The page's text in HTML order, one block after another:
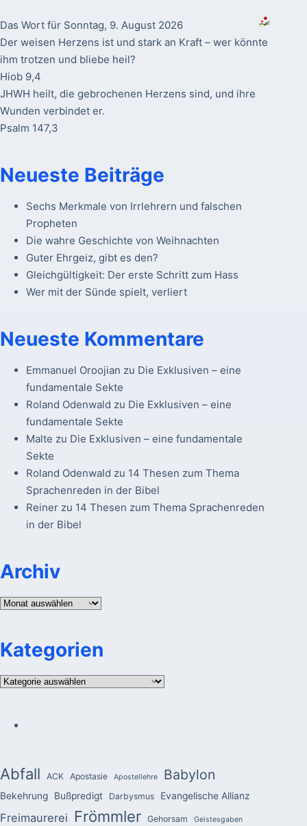
Das Wort für Sonntag, 9. August 2026
Der weisen Herzens ist und stark an Kraft – wer könnte
ihm trotzen und bliebe heil?
Hiob 9,4
JHWH heilt, die gebrochenen Herzens sind, und ihre
Wunden verbindet er.
Psalm 147,3
Neueste Beiträge
Sechs Merkmale von Irrlehrern und falschen
Propheten
Die wahre Geschichte von Weihnachten
Guter Ehrgeiz, gibt es den?
Gleichgültigkeit: Der erste Schritt zum Hass
Wer mit der Sünde spielt, verliert
Neueste Kommentare
Emmanuel Oroojian zu Die Exklusiven – eine
fundamentale Sekte
Roland Odenwald zu Die Exklusiven – eine
fundamentale Sekte
Malte zu Die Exklusiven – eine fundamentale
Sekte
Roland Odenwald zu 14 Thesen zum Thema
Sprachenreden in der Bibel
Reinerzu 14 Thesen zum Thema Sprachenreden
in der Bibel
Archiv
Archiv
Kategorien
Kategorien
Abfall ACK Apostasie Apostellehre Babylon
Bekehrung Bußpredigt Darbysmus Evangelische Allianz
Freimaurerei Frömmler Gehorsam Geistesgaben